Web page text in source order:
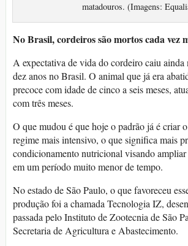
matadouros. (Imagens:
No Brasil, cordeiros são mortos cada vez
A expectativa de vida do cordeiro caiu ainda
dez anos no Brasil. O animal que já era
precoce com idade de cinco a seis meses,
com três meses.
O que mudou é que hoje o padrão já é criar
regime mais intensivo, o que significa mais
condicionamento nutricional visando
em um período muito menor de tempo.
No estado de São Paulo, o que favoreceu
produção foi a chamada Tecnologia IZ,
passada pelo Instituto de Zootecnia de São
Secretaria de Agricultura e Abastecimento.